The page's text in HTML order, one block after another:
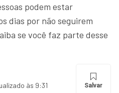
podem estar
dias por não seguirem
se você faz parte desse
às 9:31 Salvar